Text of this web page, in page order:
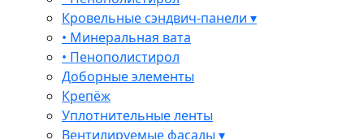
Кровельные сэндвич-панели ▾
• Минеральная вата
• Пенополистирол
Доборные элементы
Крепёж
Уплотнительные ленты
Вентилируемые фасады ▾